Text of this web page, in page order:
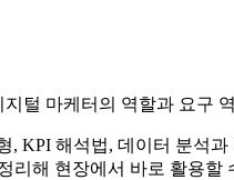
털 마케터의 역할과 요구
KPI 해석법, 데이터 분석
리해 현장에서 바로 활용할